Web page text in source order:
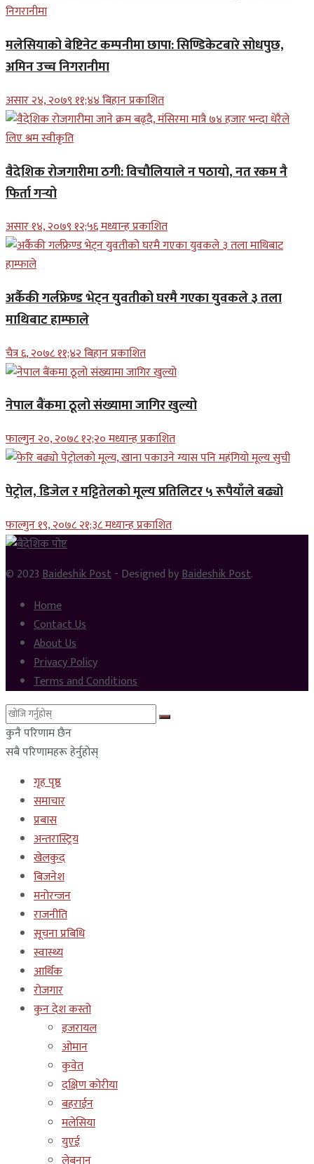
मलेसियाको बेष्टिनेट कम्पनीमा छापा: सिण्डिकेटबारे सोधपुछ,
अमिन उच्च निगरानीमा
असार २४, २०७९ ११;४४ बिहान प्रकाशित
वैदेशिक रोजगारीमा ठगी: विचौलियाले न पठायो, नत रकम नै
फिर्ता गर्‍यो
असार १४, २०७९ १२;५६ मध्यान्ह प्रकाशित
अर्कैकी गर्लफ्रेण्ड भेट्न युवतीको घरमै गएका युवकले ३ तला
माथिबाट हाम्फाले
चैत्र ६, २०७८ ११;४२ बिहान प्रकाशित
नेपाल बैंकमा ठूलो संख्यामा जागिर खुल्यो
फाल्गुन २०, २०७८ १२;२० मध्यान्ह प्रकाशित
पेट्रोल, डिजेल र मट्टितेलको मूल्य प्रतिलिटर ५ रूपैयाँले बढ्यो
फाल्गुन १९, २०७८ २१;३८ मध्यान्ह प्रकाशित
© 2023Baideshik Post- Designed byBaideshik Post.
Home
Contact Us
About Us
Privacy Policy
Terms and Conditions
कुनै परिणाम छैन
सबै परिणामहरू हेर्नुहोस्
गृह पृष्ठ
समाचार
प्रबास
अन्तरास्ट्रिय
खेलकुद
बिजनेश
मनोरन्जन
राजनीति
सूचना प्रबिधि
स्वास्थ्य
आर्थिक
रोजगार
कुन देश कस्तो
इजरायल
ओमान
कुवेत
दक्षिण कोरीया
बहराईन
मलेसिया
युएई